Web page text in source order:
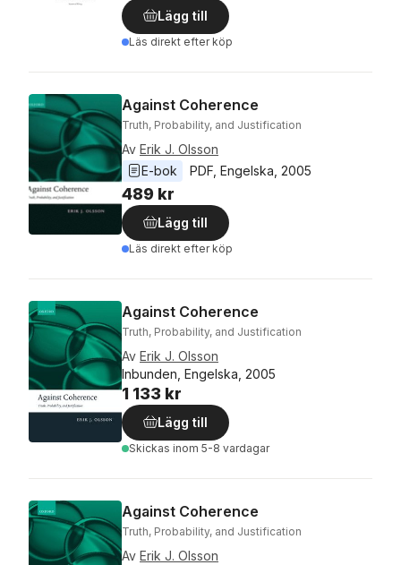
Lägg till
Läs direkt efter köp
Against Coherence
Truth, Probability, and Justification
Av Erik J. Olsson
E-bok
PDF Engelska 2005
489 kr
Lägg till
Läs direkt efter köp
Against Coherence
Truth, Probability, and Justification
Av Erik J. Olsson
Inbunden, Engelska, 2005
1 133 kr
Lägg till
Skickas inom 5-8 vardagar
Against Coherence
Truth, Probability, and Justification
Av Erik J. Olsson